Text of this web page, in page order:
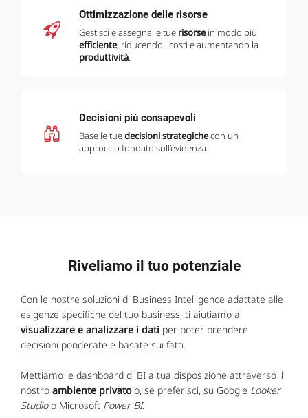
Ottimizzazione delle risorse
Gestisci e assegna le tue risorsein modo più
efficiente, riducendo i costi e aumentando la
produttività.
Decisioni più consapevoli
Base le tuedecisioni strategichecon un
approccio fondato sull’evidenza.
Riveliamo il tuo potenziale
Con le nostre soluzioni di Business Intelligence adattate alle
esigenze specifiche del tuo business, ti aiutiamo a
visualizzare e analizzare i dati per poter prendere
decisioni ponderate e basate sui fatti.
Mettiamo le dashboard di BI a tua disposizione attraverso il
nostro ambiente privatoo, se preferisci, su Google Looker
Studioo Microsoft Power BI.